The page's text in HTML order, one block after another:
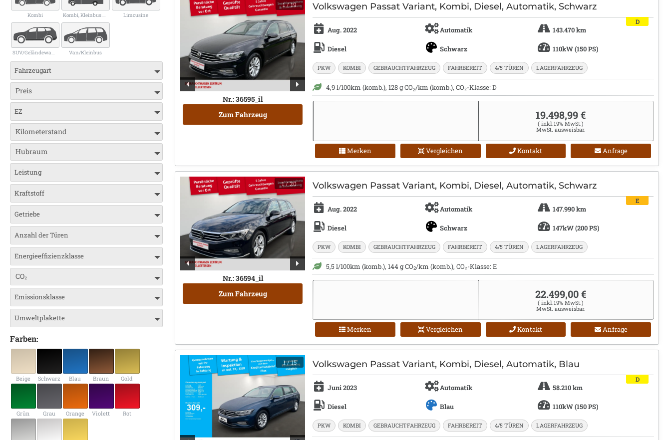
Kombi Kombi, Kleinbus bis 9 Sitze Limousine
SUV/Geländewagen/Pickup Van/Kleinbus
Fahrzeugart
Preis
EZ
Kilometerstand
Hubraum
Leistung
Kraftstoff
Getriebe
Anzahl der Türen
Energieeffizienzklasse
CO₂
Emissionsklasse
Umweltplakette
Farben:
Beige Schwarz Blau Braun Gold
Grün Grau Orange Violett Rot
1/ 19
Nr.: 36595_il
Zum Fahrzeug
Volkswagen Passat Variant, Kombi, Diesel, Automatik, Schwarz
Aug. 2022 Automatik 143.470 km
Diesel Schwarz 110kW (150 PS)
D
PKW KOMBI GEBRAUCHTFAHRZEUG FAHRBEREIT 4/5 TÜREN LAGERFAHRZEUG
4,9 l/100km (komb.), 128 g CO2/km (komb.), CO₂-Klasse: D
19.498,99 €
( inkl.19% MwSt.)
MwSt. ausweisbar.
Merken Vergleichen Kontakt Anfrage
1/ 20
Nr.: 36594_il
Zum Fahrzeug
Volkswagen Passat Variant, Kombi, Diesel, Automatik, Schwarz
Aug. 2022 Automatik 147.990 km
Diesel Schwarz 147kW (200 PS)
E
PKW KOMBI GEBRAUCHTFAHRZEUG FAHRBEREIT 4/5 TÜREN LAGERFAHRZEUG
5,5 l/100km (komb.), 144 g CO2/km (komb.), CO₂-Klasse: E
22.499,00 €
( inkl.19% MwSt.)
MwSt. ausweisbar.
Merken Vergleichen Kontakt Anfrage
1/ 15 Volkswagen Passat Variant, Kombi, Diesel, Automatik, Blau
Juni 2023 Automatik 58.210 km
Diesel Blau 110kW (150 PS)
D
PKW KOMBI GEBRAUCHTFAHRZEUG FAHRBEREIT 4/5 TÜREN LAGERFAHRZEUG